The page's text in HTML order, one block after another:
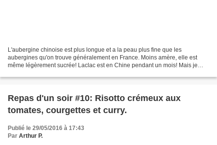
L'aubergine chinoise est plus longue et a la peau plus fine que les
aubergines qu'on trouve généralement en France. Moins amère, elle est
même légèrement sucrée! Laclac est en Chine pendant un mois! Mais je
Repas d'un soir #10: Risotto crémeux aux
tomates, courgettes et curry.
Publié le 29/05/2016 à 17:43
Par Arthur P.